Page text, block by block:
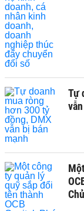
Tự